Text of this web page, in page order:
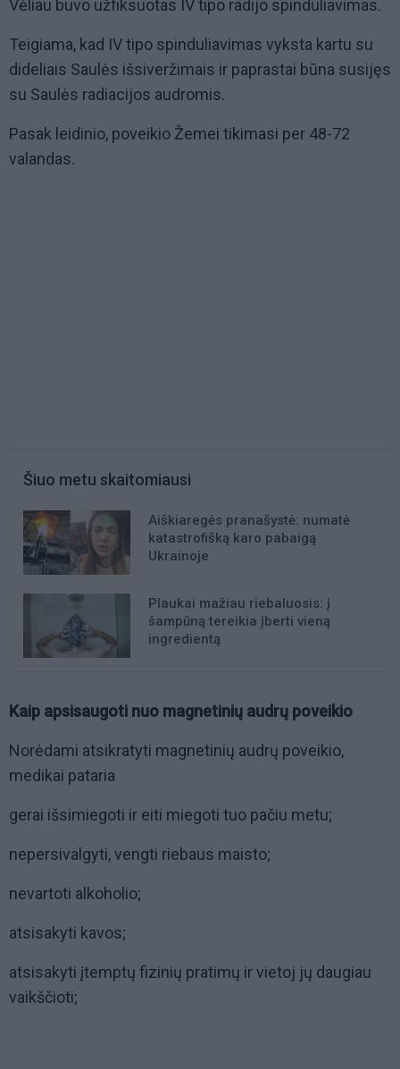
Vėliau buvo užfiksuotas IV tipo radijo spinduliavimas.
Teigiama, kad IV tipo spinduliavimas vyksta kartu su
dideliais Saulės išsiveržimais ir paprastai būna susijęs
su Saulės radiacijos audromis.
Pasak leidinio, poveikio Žemei tikimasi per 48-72
valandas.
Šiuo metu skaitomiausi
Aiškiaregės pranašystė: numatė
katastrofišką karo pabaigą
Ukrainoje
Plaukai mažiau riebaluosis: į
šampūną tereikia įberti vieną
ingredientą
Kaip apsisaugoti nuo magnetinių audrų poveikio
Norėdami atsikratyti magnetinių audrų poveikio,
medikai pataria
gerai išsimiegoti ir eiti miegoti tuo pačiu metu;
nepersivalgyti, vengti riebaus maisto;
nevartoti alkoholio;
atsisakyti kavos;
atsisakyti įtemptų fizinių pratimų ir vietoj jų daugiau
vaikščioti;